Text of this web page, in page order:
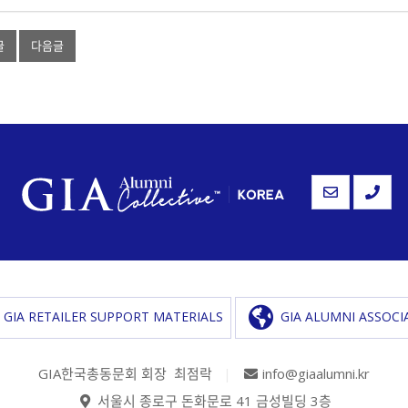
다음글
RETAILER SUPPORT MATERIALS GIA ALUMNI
GIA한국총동문회 회장 최점락
info@giaalumni.kr
서울시 종로구 돈화문로 41 금성빌딩 3층